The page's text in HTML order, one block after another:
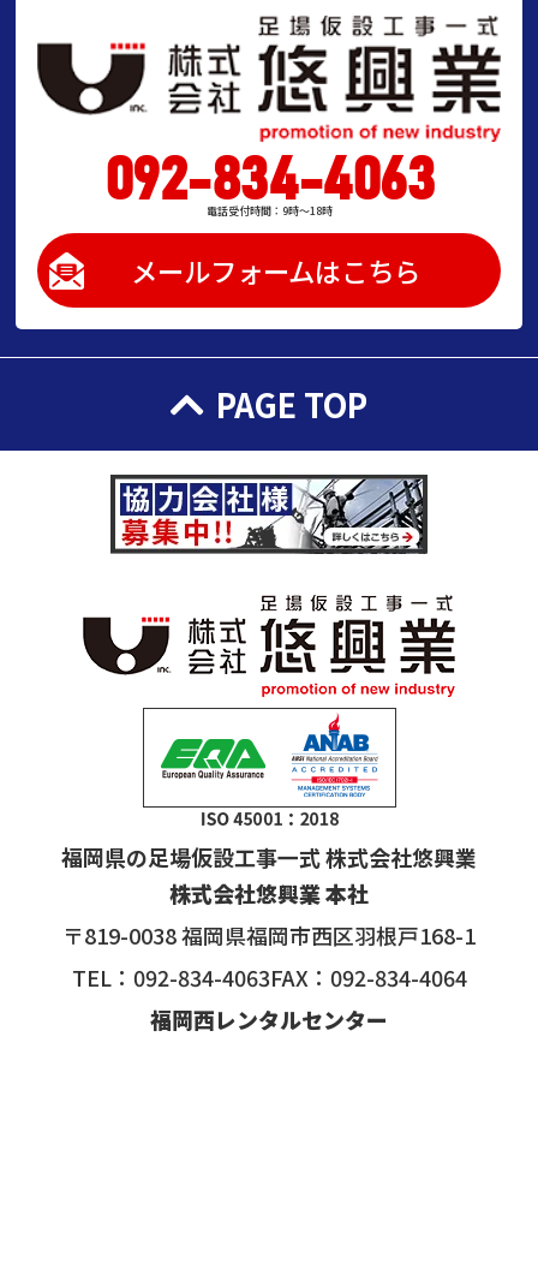
092-834-4063
電話受付時間：9時～18時
メールフォームはこちら
PAGE TOP
福岡県の足場仮設工事一式 株式会社悠興業
株式会社悠興業 本社
〒819-0038 福岡県福岡市西区羽根戸168-1
TEL：092-834-4063FAX：092-834-4064
福岡西レンタルセンター